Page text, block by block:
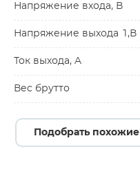
Напряжение входа, В
Напряжение выхода 1,В
Ток выхода, A
Вес брутто
Подобрать похожие